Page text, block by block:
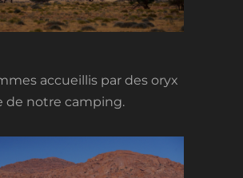
accueillis par des oryx
de notre camping.